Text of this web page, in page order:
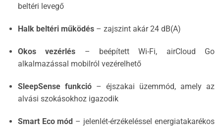
beltéri levegő
Halk beltéri működés– zajszint akár 24 dB(A)
Okos vezérlés – beépített Wi-Fi, airCloud Go
alkalmazással mobilról vezérelhető
SleepSense funkció– éjszakai üzemmód, amely az
alvási szokásokhoz igazodik
Smart Eco mód – jelenlét-érzékeléssel energiatakarékos